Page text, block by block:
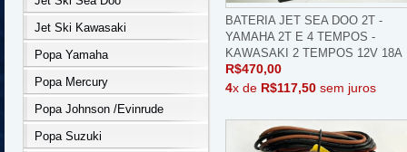
Jet Ski Kawasaki
Popa Yamaha
Popa Mercury
Popa Johnson /Evinrude
Popa Suzuki
BATERIA JET SEA DOO 2T -
YAMAHA 2T E 4 TEMPOS -
KAWASAKI 2 TEMPOS 12V 18A
R$470,00
4x de R$117,50 sem juros